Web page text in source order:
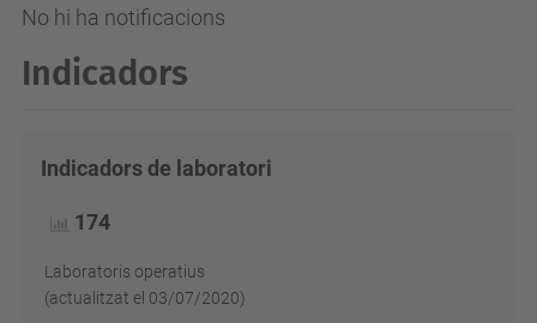
No hi ha notificacions
Indicadors
Indicadors de laboratori
174
Laboratoris operatius
(actualitzat el 03/07/2020)